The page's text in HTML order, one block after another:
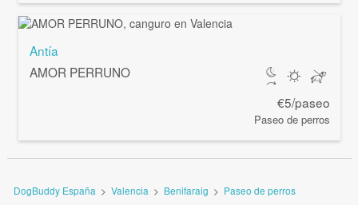
Antía
AMOR PERRUNO
€5/paseo
Paseo de perros
DogBuddy España > Valencia > Benifaraig > Paseo de perros